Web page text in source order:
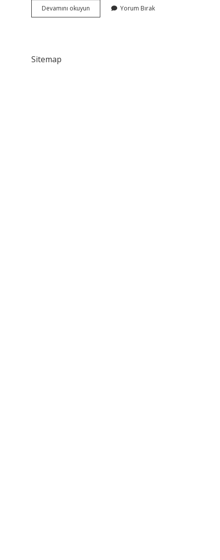
Devamını okuyun Boztepe
Dağ
Yorum Bırak
Sitemap